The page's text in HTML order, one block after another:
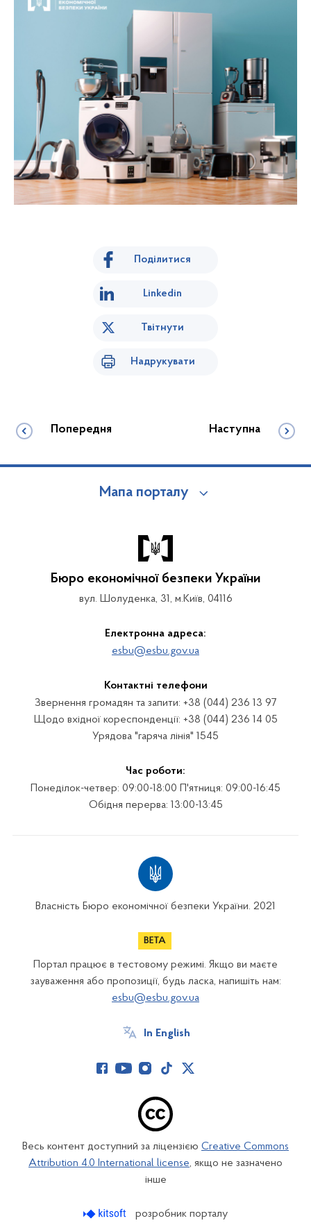
Поділитися
Linkedin
Твітнути
Надрукувати
Попередня Наступна
Мапа порталу
Бюро економічної безпеки України
вул. Шолуденка, 31, м.Київ, 04116
Електронна адреса:
esbu@esbu.gov.ua
Контактні телефони
Звернення громадян та запити: +38 (044) 236 13 97
Щодо вхідної кореспонденції: +38 (044) 236 14 05
Урядова "гаряча лінія" 1545
Час роботи:
Понеділок-четвер: 09:00-18:00 П'ятниця: 09:00-16:45
Обідня перерва: 13:00-13:45
Власність Бюро економічної безпеки України. 2021
Портал працює в тестовому режимі. Якщо ви маєте
зауваження або пропозиції, будь ласка, напишіть нам:
esbu@esbu.gov.ua
In English
Весь контент доступний за ліцензією Creative Commons
Attribution 4.0 International license, якщо не зазначено
інше
розробник порталу